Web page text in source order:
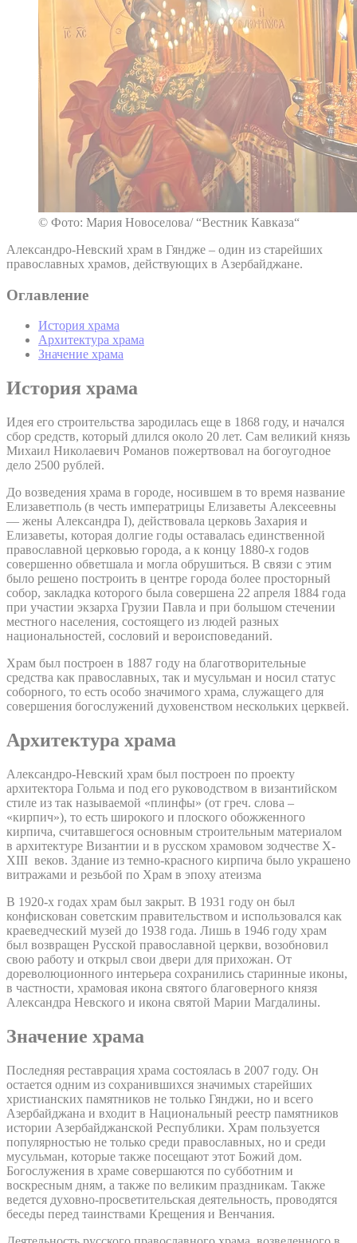
© Фото: Мария Новоселова/ “Вестник Кавказа“
Александро-Невский храм в Гяндже – один из старейших
православных храмов, действующих в Азербайджане.
Оглавление
История храма
Архитектура храма
Значение храма
История храма
Идея его строительства зародилась еще в 1868 году, и начался
сбор средств, который длился около 20 лет. Сам великий князь
Михаил Николаевич Романов пожертвовал на богоугодное
дело 2500 рублей.
До возведения храма в городе, носившем в то время название
Елизаветполь (в честь императрицы Елизаветы Алексеевны
— жены Александра I), действовала церковь Захария и
Елизаветы, которая долгие годы оставалась единственной
православной церковью города, а к концу 1880-х годов
совершенно обветшала и могла обрушиться. В связи с этим
было решено построить в центре города более просторный
собор, закладка которого была совершена 22 апреля 1884 года
при участии экзарха Грузии Павла и при большом стечении
местного населения, состоящего из людей разных
национальностей, сословий и вероисповеданий.
Храм был построен в 1887 году на благотворительные
средства как православных, так и мусульман и носил статус
соборного, то есть особо значимого храма, служащего для
совершения богослужений духовенством нескольких церквей.
Архитектура храма
Александро-Невский храм был построен по проекту
архитектора Гольма и под его руководством в византийском
стиле из так называемой «плинфы» (от греч. слова –
«кирпич»), то есть широкого и плоского обожженного
кирпича, считавшегося основным строительным материалом
в архитектуре Византии и в русском храмовом зодчестве X-
XIII веков. Здание из темно-красного кирпича было украшено
витражами и резьбой по Храм в эпоху атеизма
В 1920-х годах храм был закрыт. В 1931 году он был
конфискован советским правительством и использовался как
краеведческий музей до 1938 года. Лишь в 1946 году храм
был возвращен Русской православной церкви, возобновил
свою работу и открыл свои двери для прихожан. От
дореволюционного интерьера сохранились старинные иконы,
в частности, храмовая икона святого благоверного князя
Александра Невского и икона святой Марии Магдалины.
Значение храма
Последняя реставрация храма состоялась в 2007 году. Он
остается одним из сохранившихся значимых старейших
христианских памятников не только Гянджи, но и всего
Азербайджана и входит в Национальный реестр памятников
истории Азербайджанской Республики. Храм пользуется
популярностью не только среди православных, но и среди
мусульман, которые также посещают этот Божий дом.
Богослужения в храме совершаются по субботним и
воскресным дням, а также по великим праздникам. Также
ведется духовно-просветительская деятельность, проводятся
беседы перед таинствами Крещения и Венчания.